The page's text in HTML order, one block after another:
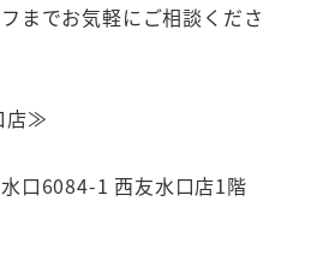
までお気軽にご相談くださ
店≫
口6084-1 西友水口店1階